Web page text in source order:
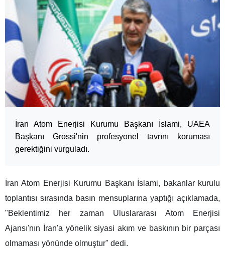
İran Atom Enerjisi Kurumu Başkanı İslami, UAEA
Başkanı Grossi'nin profesyonel tavrını koruması
gerektiğini vurguladı.
İran Atom Enerjisi Kurumu Başkanı İslami, bakanlar kurulu
toplantısı sırasında basın mensuplarına yaptığı açıklamada,
"Beklentimiz her zaman Uluslararası Atom Enerjisi
Ajansı'nın İran'a yönelik siyasi akım ve baskının bir parçası
olmaması yönünde olmuştur" dedi.